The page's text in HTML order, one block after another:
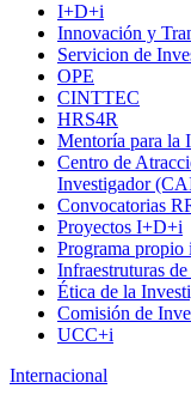
I+D+i
Innovación y
Servicion de
OPE
CINTTEC
HRS4R
Mentoría para la
Centro de
Investigador
Convocatorias
Proyectos I+D+i
Programa propio
Infraestruturas
Ética de la
Comisión de
UCC+i
Internacional